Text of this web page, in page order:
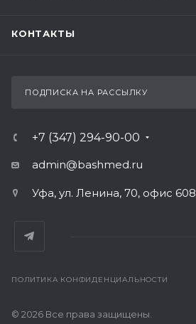
КОНТАКТЫ
ПОДПИСКА НА РАССЫЛКУ
+7 (347) 294-90-00
admin@bashmed.ru
Уфа, ул. Ленина, 70, офис 608
ПОЛИТИКА КОНФИДЕНЦИАЛЬНОСТИ
© 2026 Все права защищены.